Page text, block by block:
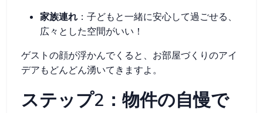
家族連れ ：子どもと一緒に安心して過ごせる、
広々とした空間がいい！
ゲストの顔が浮かんでくると、お部屋づくりのアイ
デアもどんどん湧いてきますよ。
ステップ2：物件の自慢で